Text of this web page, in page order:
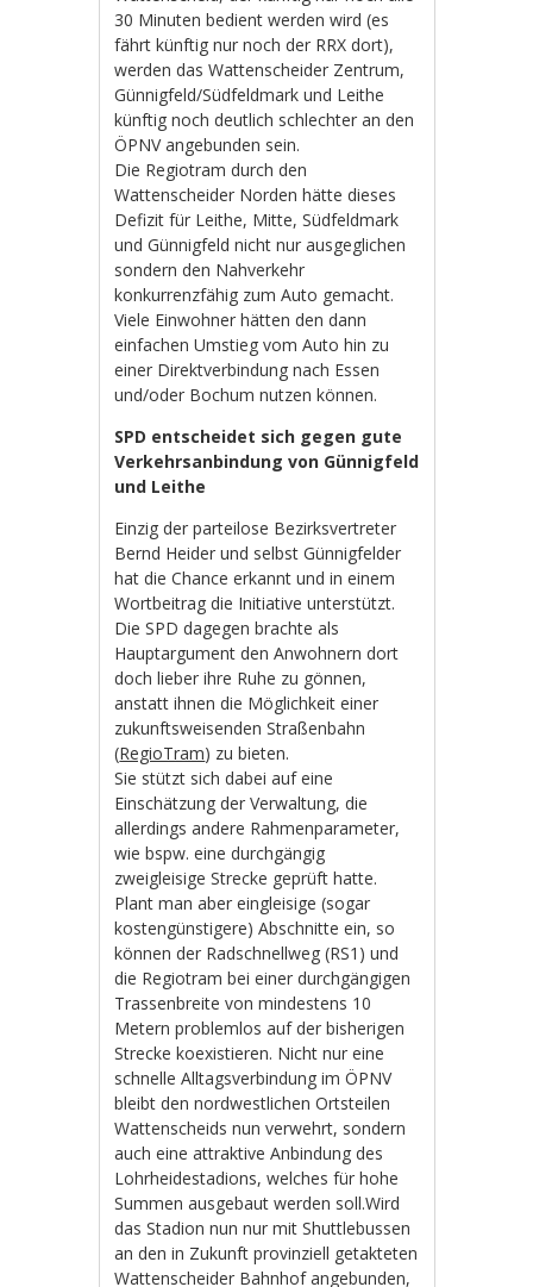
30 Minuten bedient werden wird (es
fährt künftig nur noch der RRX dort),
werden das Wattenscheider Zentrum,
Günnigfeld/Südfeldmark und Leithe
künftig noch deutlich schlechter an den
ÖPNV angebunden sein.
Die Regiotram durch den
Wattenscheider Norden hätte dieses
Defizit für Leithe, Mitte, Südfeldmark
und Günnigfeld nicht nur ausgeglichen
sondern den Nahverkehr
konkurrenzfähig zum Auto gemacht.
Viele Einwohner hätten den dann
einfachen Umstieg vom Auto hin zu
einer Direktverbindung nach Essen
und/oder Bochum nutzen können.
SPD entscheidet sich gegen gute
Verkehrsanbindung von Günnigfeld
und Leithe
Einzig der parteilose Bezirksvertreter
Bernd Heider und selbst Günnigfelder
hat die Chance erkannt und in einem
Wortbeitrag die Initiative unterstützt.
Die SPD dagegen brachte als
Hauptargument den Anwohnern dort
doch lieber ihre Ruhe zu gönnen,
anstatt ihnen die Möglichkeit einer
zukunftsweisenden Straßenbahn
(RegioTram) zu bieten.
Sie stützt sich dabei auf eine
Einschätzung der Verwaltung, die
allerdings andere Rahmenparameter,
wie bspw. eine durchgängig
zweigleisige Strecke geprüft hatte.
Plant man aber eingleisige (sogar
kostengünstigere) Abschnitte ein, so
können der Radschnellweg (RS1) und
die Regiotram bei einer durchgängigen
Trassenbreite von mindestens 10
Metern problemlos auf der bisherigen
Strecke koexistieren. Nicht nur eine
schnelle Alltagsverbindung im ÖPNV
bleibt den nordwestlichen Ortsteilen
Wattenscheids nun verwehrt, sondern
auch eine attraktive Anbindung des
Lohrheidestadions, welches für hohe
Summen ausgebaut werden soll.Wird
das Stadion nun nur mit Shuttlebussen
an den in Zukunft provinziell getakteten
Wattenscheider Bahnhof angebunden,